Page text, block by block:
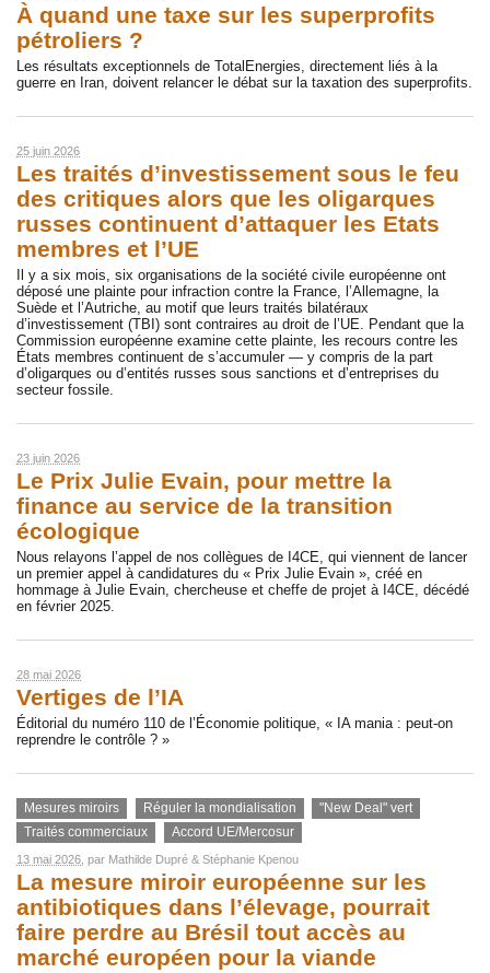
À quand une taxe sur les superprofits
pétroliers ?
Les résultats exceptionnels de TotalEnergies, directement liés à la
guerre en Iran, doivent relancer le débat sur la taxation des superprofits.
25 juin 2026
Les traités d’investissement sous le feu
des critiques alors que les oligarques
russes continuent d’attaquer les Etats
membres et l’UE
Il y a six mois, six organisations de la société civile européenne ont
déposé une plainte pour infraction contre la France, l’Allemagne, la
Suède et l’Autriche, au motif que leurs traités bilatéraux
d’investissement (TBI) sont contraires au droit de l’UE. Pendant que la
Commission européenne examine cette plainte, les recours contre les
États membres continuent de s’accumuler — y compris de la part
d’oligarques ou d’entités russes sous sanctions et d’entreprises du
secteur fossile.
23 juin 2026
Le Prix Julie Evain, pour mettre la
finance au service de la transition
écologique
Nous relayons l’appel de nos collègues de I4CE, qui viennent de lancer
un premier appel à candidatures du « Prix Julie Evain », créé en
hommage à Julie Evain, chercheuse et cheffe de projet à I4CE, décédé
en février 2025.
28 mai 2026
Vertiges de l’IA
Éditorial du numéro 110 de l’Économie politique, « IA mania : peut-on
reprendre le contrôle ? »
Mesures miroirs Réguler la mondialisation
"New Deal" vert
Traités commerciaux
Accord UE/Mercosur
13 mai 2026 , par Mathilde Dupré & Stéphanie Kpenou
La mesure miroir européenne sur les
antibiotiques dans l’élevage, pourrait
faire perdre au Brésil tout accès au
marché européen pour la viande